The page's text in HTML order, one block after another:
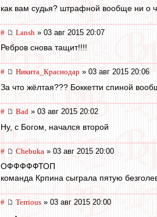
как вам судья? штрафной вообще ни о
# Lansh » 03 авг 2015 20:07
Ребров снова тащит!!!!
# Никита_Краснодар » 03 авг 2015 20:06
За что жёлтая??? Боккетти спиной
# Bad » 03 авг 2015 20:02
Ну, с Богом, начался второй
# Chebuka » 03 авг 2015 20:00
ОФФФФФТОП
команда Крпина сыграла пятую
# Terrious » 03 авг 2015 20:00